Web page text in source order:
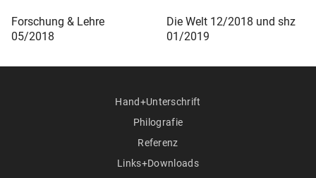
Forschung & Lehre
05/2018
Die Welt 12/2018 und shz
01/2019
Hand+Unterschrift
Philografie
Referenz
Links+Downloads